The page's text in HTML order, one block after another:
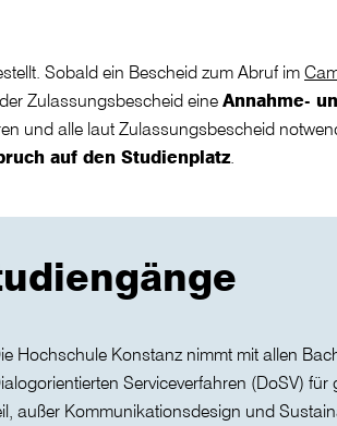
Sobald ein Bescheid zum Abruf im
Zulassungsbescheid eine Annahme-
und alle laut Zulassungsbescheid
auf den Studienplatz.
Hochschule Konstanz nimmt mit allen
Serviceverfahren (DoSV)
außer Kommunikationsdesign und